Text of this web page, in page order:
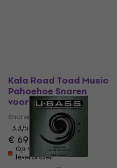
Kala Road Toad Music
Pahoehoe Snaren
voor bas ukelele
Snaren voor bas ukelele
3,3/5
€ 69
Op voorraad bij de
leverancier